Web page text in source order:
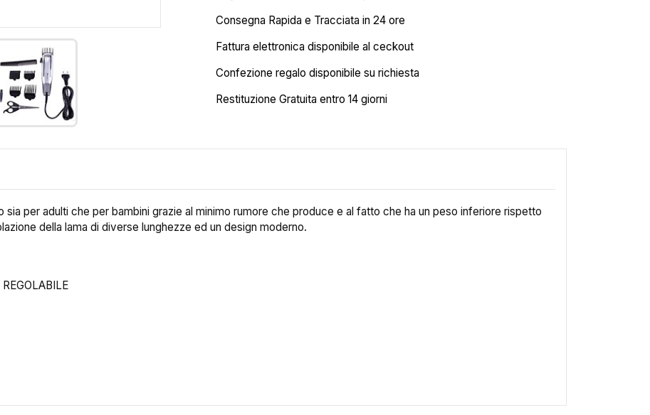
Consegna Rapida e Tracciata in 24 ore
Fattura elettronica disponibile al ceckout
Confezione regalo disponibile su richiesta
Restituzione Gratuita entro 14 giorni
per adulti che per bambini grazie al minimo rumore che produce e al fatto che ha un peso inferiore rispetto
della lama di diverse lunghezze ed un design moderno.